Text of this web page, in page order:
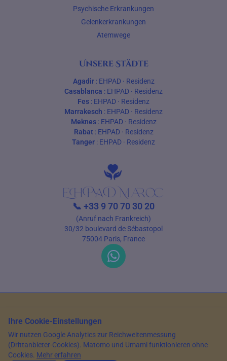
Psychische Erkrankungen
Gelenkerkrankungen
Atemwege
Unsere Städte
Agadir: EHPAD· Residenz
Casablanca : EHPAD · Residenz
Fes : EHPAD · Residenz
Marrakesch : EHPAD · Residenz
Meknes: EHPAD· Residenz
Rabat: EHPAD· Residenz
Tanger : EHPAD · Residenz
📞 +33 9 70 70 30 20
(Anruf nach Frankreich)
30/32 boulevard de Sébastopol
75004 Paris, France
© 2026 EHPAD Maroc — Alle Rechte vorbehalten
Artikel verfasst von Farès Bouslama, Präsident von SILVER RESORTS
Aktualisiert am14. Mai 2026
Ihre Cookie-Einstellungen
Wir nutzen Google Analytics zur Reichweitenmessung
(Drittanbieter-Cookies). Matomo und Umami funktionieren ohne
Cookies. Mehr erfahren